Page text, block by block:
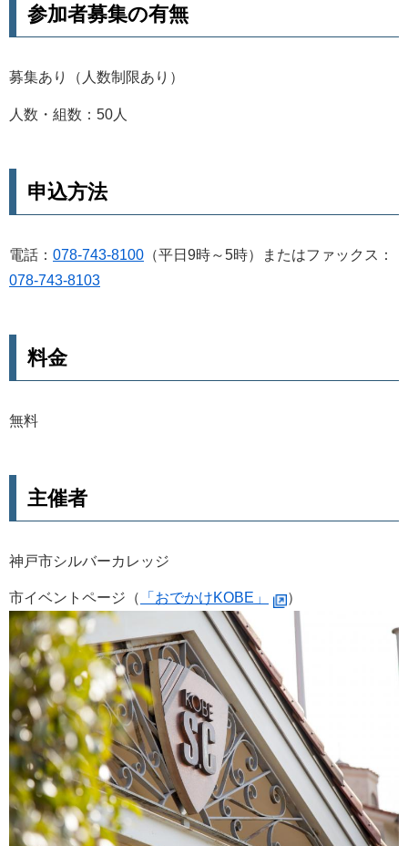
参加者募集の有無
募集あり（人数制限あり）
人数・組数：50人
申込方法
電話： 078-743-8100 （平日9時～5時）またはファックス：
078-743-8103
料金
無料
主催者
神戸市シルバーカレッジ
市イベントページ（ 「おでかけKOBE」 ）